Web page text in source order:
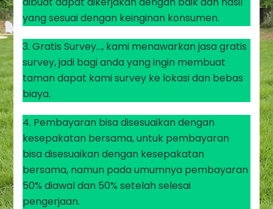
yang sesuai dengan keinginan konsumen.
3. Gratis Survey…, kami menawarkan jasa gratis
survey, jadi bagi anda yang ingin membuat
taman dapat kami survey ke lokasi dan bebas
biaya.
4. Pembayaran bisa disesuaikan dengan
kesepakatan bersama, untuk pembayaran
bisa disesuaikan dengan kesepakatan
bersama, namun pada umumnya pembayaran
50% diawal dan 50% setelah selesai
pengerjaan.